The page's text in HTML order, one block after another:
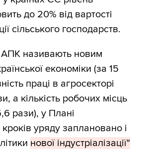
до 20% від вартості
сільського господарств.
називають новим
економіки (за 15
праці в агросекторі
а кількість робочих місць
рази), у Плані
уряду заплановано і
нової індустріалізації"